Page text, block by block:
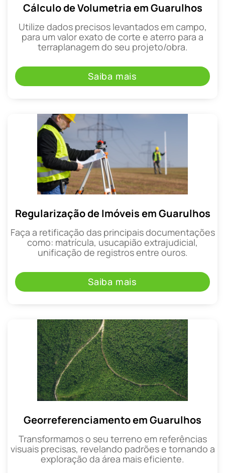
Cálculo de Volumetria em Guarulhos
Utilize dados precisos levantados em campo,
para um valor exato de corte e aterro para a
terraplanagem do seu projeto/obra.
Saiba mais
Regularização de Imóveis em Guarulhos
Faça a retificação das principais documentações
como: matrícula, usucapião extrajudicial,
unificação de registros entre ouros.
Saiba mais
Georreferenciamento em Guarulhos
Transformamos o seu terreno em referências
visuais precisas, revelando padrões e tornando a
exploração da área mais eficiente.